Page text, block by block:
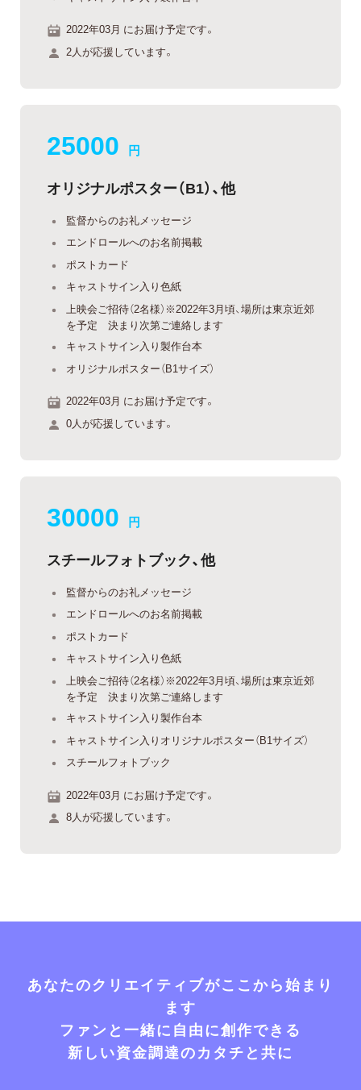
2022年03月 にお届け予定です。
2人が応援しています。
25000 円
オリジナルポスター（B1）、他
監督からのお礼メッセージ
エンドロールへのお名前掲載
ポストカード
キャストサイン入り色紙
上映会ご招待（2名様）※2022年3月頃、場所は東京近郊
を予定 決まり次第ご連絡します
キャストサイン入り製作台本
オリジナルポスター（B1サイズ）
2022年03月 にお届け予定です。
0人が応援しています。
30000 円
スチールフォトブック、他
監督からのお礼メッセージ
エンドロールへのお名前掲載
ポストカード
キャストサイン入り色紙
上映会ご招待（2名様）※2022年3月頃、場所は東京近郊
を予定 決まり次第ご連絡します
キャストサイン入り製作台本
キャストサイン入りオリジナルポスター（B1サイズ）
スチールフォトブック
2022年03月 にお届け予定です。
8人が応援しています。
あなたのクリエイティブがここから始まり
ます
ファンと一緒に自由に創作できる
新しい資金調達のカタチと共に